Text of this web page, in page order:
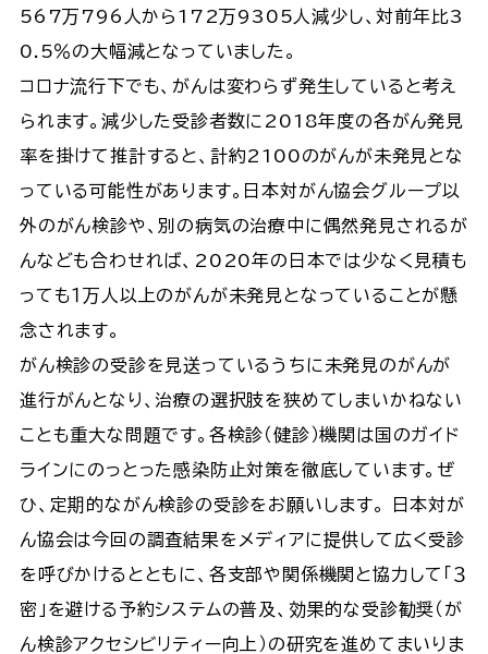
567万796人から172万9305人減少し、対前年比3
0.5％の大幅減となっていました。
コロナ流行下でも、がんは変わらず発生していると考え
られます。減少した受診者数に2018年度の各がん発見
率を掛けて推計すると、計約2100のがんが未発見とな
っている可能性があります。日本対がん協会グループ以
外のがん検診や、別の病気の治療中に偶然発見されるが
んなども合わせれば、2020年の日本では少なく見積も
っても１万人以上のがんが未発見となっていることが懸
念されます。
がん検診の受診を見送っているうちに未発見のがんが
進行がんとなり、治療の選択肢を狭めてしまいかねない
ことも重大な問題です。各検診（健診）機関は国のガイド
ラインにのっとった感染防止対策を徹底しています。ぜ
ひ、定期的ながん検診の受診をお願いします。 日本対が
ん協会は今回の調査結果をメディアに提供して広く受診
を呼びかけるとともに、各支部や関係機関と協力して「３
密」を避ける予約システムの普及、効果的な受診勧奨（が
ん検診アクセシビリティー向上）の研究を進めてまいりま